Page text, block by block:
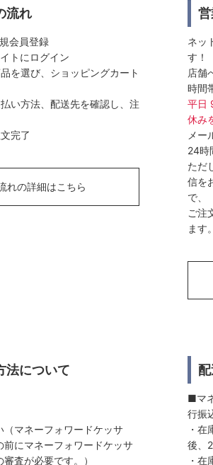
流れ
会員登録
トにログイン
を選び、ショッピングカート
い方法、配送先を確認し、注
完了
れの詳細はこちら
ネッ
す！
店舗
時間
平日
休み
メー
24時
ただ
信を
で、
ご注
ます
法について
（マネーフォワードケッサ
前にマネーフォワードケッサ
査が必要です。）
■マ
行振
・
後、
・在